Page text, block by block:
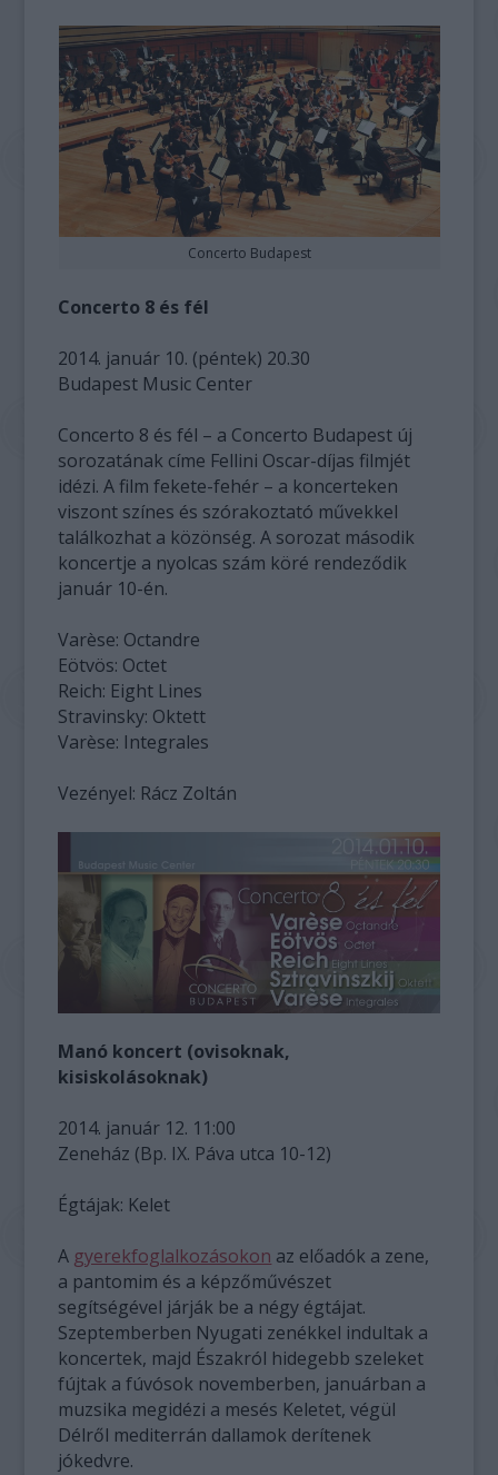
Concerto Budapest
Concerto 8 és fél
2014. január 10. (péntek) 20.30
Budapest Music Center
Concerto 8 és fél – a Concerto Budapest új
sorozatának címe Fellini Oscar-díjas filmjét
idézi. A film fekete-fehér – a koncerteken
viszont színes és szórakoztató művekkel
találkozhat a közönség. A sorozat második
koncertje a nyolcas szám köré rendeződik
január 10-én.
Varèse: Octandre
Eötvös: Octet
Reich: Eight Lines
Stravinsky: Oktett
Varèse: Integrales
Vezényel: Rácz Zoltán
Manó koncert (ovisoknak,
kisiskolásoknak)
2014. január 12. 11:00
Zeneház (Bp. IX. Páva utca 10-12)
Égtájak: Kelet
A gyerekfoglalkozásokon az előadók a zene,
a pantomim és a képzőművészet
segítségével járják be a négy égtájat.
Szeptemberben Nyugati zenékkel indultak a
koncertek, majd Északról hidegebb szeleket
fújtak a fúvósok novemberben, januárban a
muzsika megidézi a mesés Keletet, végül
Délről mediterrán dallamok derítenek
jókedvre.